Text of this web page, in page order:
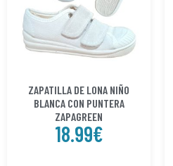
ZAPATILLA DE LONA NIÑO
BLANCA CON PUNTERA
ZAPAGREEN
18.99€